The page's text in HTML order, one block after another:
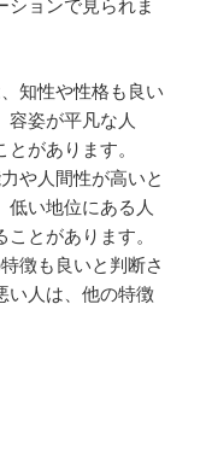
ションで見られま
知性や性格も良い
容姿が平凡な人
があります。
や人間性が高いと
低い地位にある人
とがあります。
徴も良いと判断さ
い人は、他の特徴